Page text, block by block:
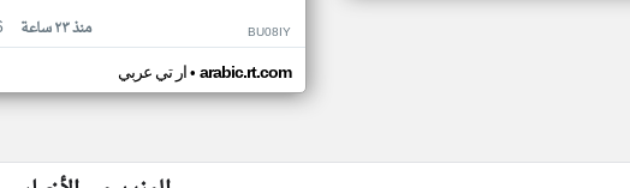
منذ ٢٣ ساعة BU08IY
ار تي عربي• arabic.rt.com